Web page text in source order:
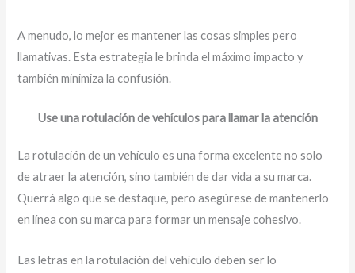
A menudo, lo mejor es mantener las cosas simples pero
llamativas. Esta estrategia le brinda el máximo impacto y
también minimiza la confusión.
Use una rotulación de vehículos para llamar la atención
La rotulación de un vehículo es una forma excelente no solo
de atraer la atención, sino también de dar vida a su marca.
Querrá algo que se destaque, pero asegúrese de mantenerlo
en línea con su marca para formar un mensaje cohesivo.
Las letras en la rotulación del vehículo deben ser lo